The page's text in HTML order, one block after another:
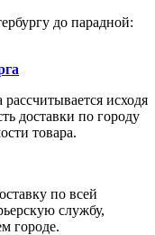
до парадной:
исходя
доставки по городу
товара.
по всей
службу,
городе.